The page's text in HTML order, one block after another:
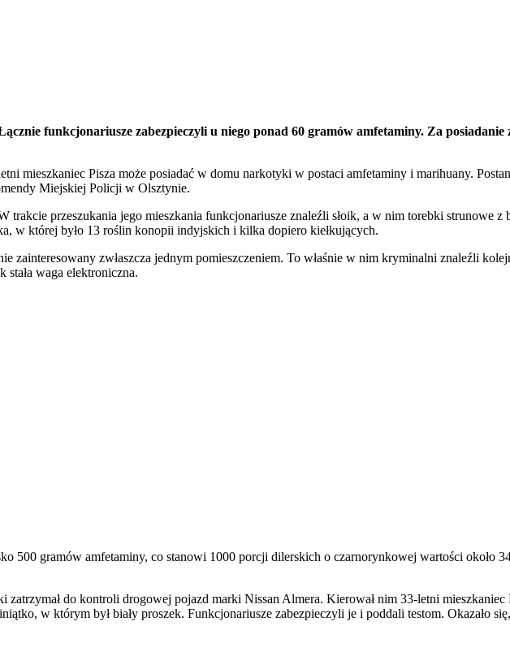
funkcjonariusze zabezpieczyli u niego ponad 60 gramów amfetaminy. Za
mieszkaniec Pisza może posiadać w domu narkotyki w postaci amfetaminy i marihuany.
Miejskiej Policji w Olsztynie.
trakcie przeszukania jego mieszkania funkcjonariusze znaleźli słoik, a w nim torebki strunowe z
w której było 13 roślin konopii indyjskich i kilka dopiero kiełkujących.
zainteresowany zwłaszcza jednym pomieszczeniem. To właśnie w nim kryminalni znaleźli
waga elektroniczna.
500 gramów amfetaminy, co stanowi 1000 porcji dilerskich o czarnorynkowej wartości około
do kontroli drogowej pojazd marki Nissan Almera. Kierował nim 33-letni mieszkaniec
w którym był biały proszek. Funkcjonariusze zabezpieczyli je i poddali testom. Okazało